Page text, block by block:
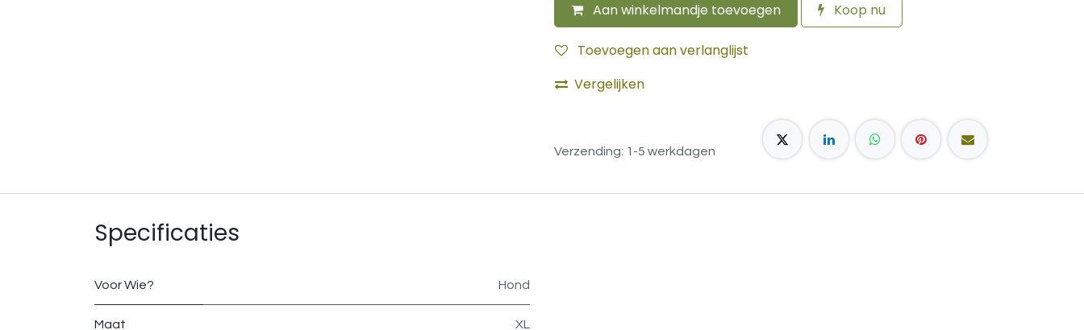
Aan winkelmandje toevoegen Koop nu
Toevoegen aan verlanglijst
Vergelijken
Verzending: 1-5 werkdagen
Specificaties
Voor Wie? Hond
Maat XL